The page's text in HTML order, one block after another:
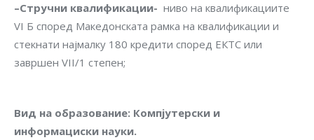
–Стручни квалификации- ниво на квалификациите
VI Б според Македонската рамка на квалификации и
стекнати најмалку 180 кредити според ЕКТС или
завршен VII/1 степен;
Вид на образование: Компјутерски и
информациски науки.